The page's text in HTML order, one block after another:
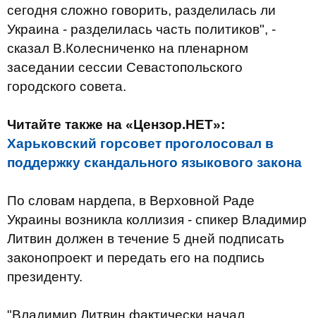
сегодня сложно говорить, разделилась ли
Украина - разделилась часть политиков", -
сказал В.Колесниченко на пленарном
заседании сессии Севастопольского
городского совета.
Читайте также на «Цензор.НЕТ»:
Харьковский горсовет проголосовал в
поддержку скандального языкового закона
По словам нардепа, в Верховной Раде
Украины возникла коллизия - спикер Владимир
Литвин должен в течение 5 дней подписать
законопроект и передать его на подпись
президенту.
"Владимир Литвин фактически начал